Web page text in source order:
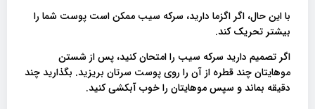
با این حال، اگر اگزما دارید، سرکه سیب ممکن است پوست شما را
بیشتر تحریک کند.
اگر تصمیم دارید سرکه سیب را امتحان کنید، پس از شستن
موهایتان چند قطره از آن را روی پوست سرتان بریزید. بگذارید چند
دقیقه بماند و سپس موهایتان را خوب آبکشی کنید.